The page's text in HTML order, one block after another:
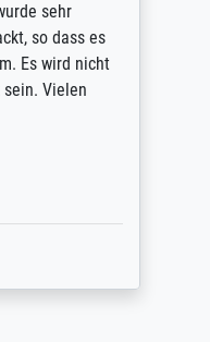
sehr
so dass es
Es wird nicht
Vielen